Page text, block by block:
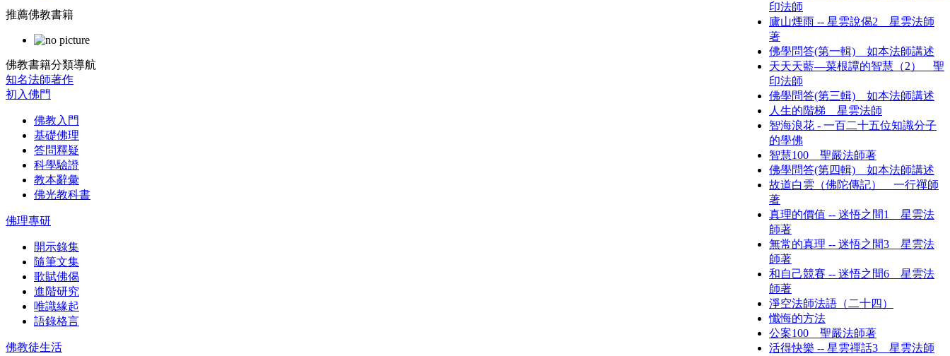
推薦佛教書籍
佛教書籍分類導航
知名法師著作
初入佛門
佛教入門
基礎佛理
答問釋疑
科學驗證
教本辭彙
佛光教科書
佛理專研
開示錄集
隨筆文集
歌賦佛偈
進階研究
唯識緣起
語錄格言
佛教徒生活
印法師
廬山煙雨 -- 星雲說偈2 星雲法師
著
佛學問答(第一輯) 如本法師講述
天天天藍—菜根譚的智慧（2） 聖
印法師
佛學問答(第三輯) 如本法師講述
人生的階梯 星雲法師
智海浪花 - 一百二十五位知識分子
的學佛
智慧100 聖嚴法師著
佛學問答(第四輯) 如本法師講述
故道白雲（佛陀傳記） 一行禪師
著
真理的價值 -- 迷悟之間1 星雲法
師著
無常的真理 -- 迷悟之間3 星雲法
師著
和自己競賽 -- 迷悟之間6 星雲法
師著
淨空法師法語（二十四）
懺悔的方法
公案100 聖嚴法師著
活得快樂 -- 星雲禪話3 星雲法師